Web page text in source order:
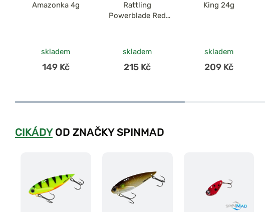
Amazonka 4g
skladem
149 Kč
Rattling
Powerblade Red
skladem
215 Kč
King 24g
skladem
209 Kč
CIKÁDYOD ZNAČKY SPINMAD